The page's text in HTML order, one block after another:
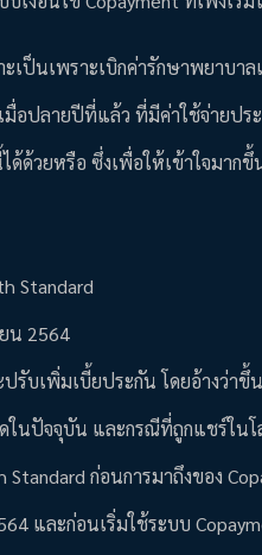
เป็นเพราะเบิกค่ารักษาพยาบา
มื่อปลายปีที่แล้ว ที่มีค่าใช้จ่ายป
วยหรือ ซึ่งเพื่อให้เข้าใจมาก
Standard
น 2564
รับเพิ่มเบี้ยประกัน โดยอ้างว่า
นปัจจุบัน และกรณีที่ถูกแชร์ใน
ก่อนการมาถึงของ
และก่อนเริ่มใช้ระบบ